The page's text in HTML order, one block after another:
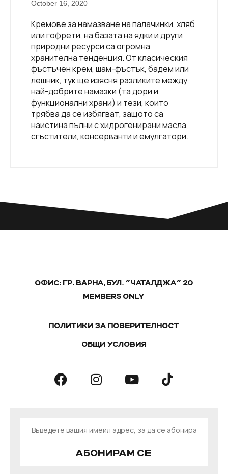
October 16, 2020
Kремове за намазване на палачинки, хляб
или гофрети, на базата на ядки и други
природни ресурси са огромна
хранителна тенденция. От класическия
фъстъчен крем, шам-фъстък, бадем или
лешник, тук ще изясня разликите между
най-добрите намазки (та дори и
функционални храни) и тези, които
трябва да се избягват, защото са
наистина пълни с хидрогенирани масла,
сгъстители, консерванти и емулгатори.
ОФИС: ГР. ВАРНА, БУЛ. "ЧАТАЛДЖА" 20
MEMBERS ONLY
ПОЛИТИКИ ЗА ПОВЕРИТЕЛНОСТ
ОБЩИ УСЛОВИЯ
АБОНИРАМ СЕ